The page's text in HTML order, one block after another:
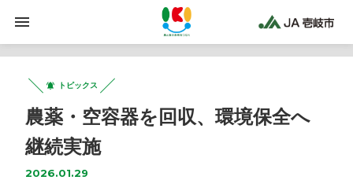
トピックス
農薬・空容器を回収、環境保全へ
継続実施
2026.01.29